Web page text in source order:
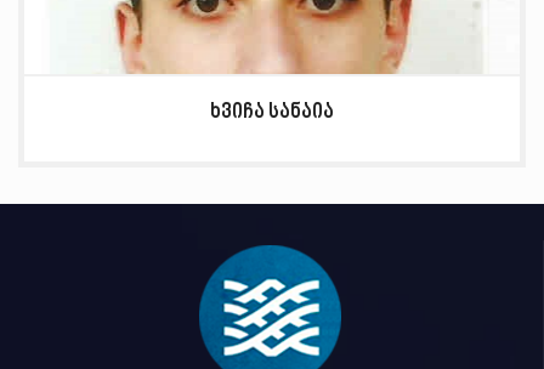
ხვიჩა სანაია